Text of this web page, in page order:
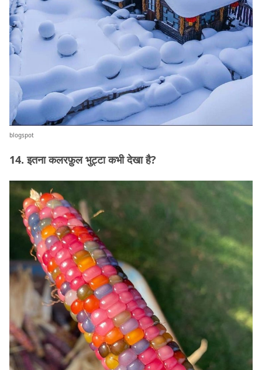
blogspot
14. इतना कलरफ़ुल भुट्टा कभी देखा है?